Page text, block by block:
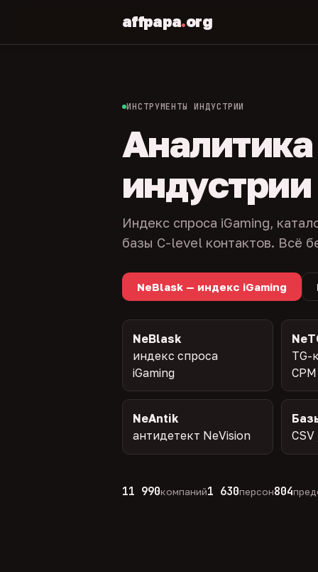
affpapa.org
ИНСТРУМЕНТЫ ИНДУСТРИИ
индустрии
Индекс спроса iGaming,
базы C-level контактов. Всё
NeBlask — индекс iGaming
NeBlask
индекс спроса
iGaming
TG-
CPM
NeAntik
антидетект NeVision
11 990компаний1 630персон804